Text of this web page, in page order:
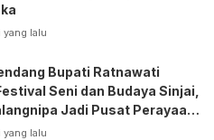
yang lalu
Bupati Ratnawati
Seni dan Budaya Sinjai,
Jadi Pusat Perayaan
yang lalu